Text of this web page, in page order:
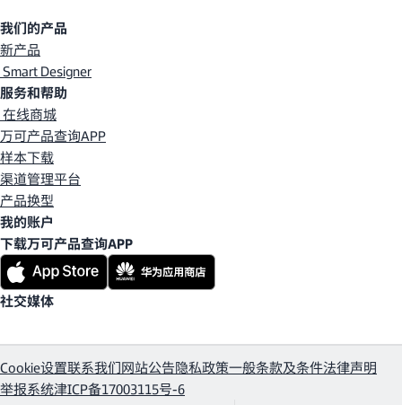
我们的产品
新产品
Smart Designer
服务和帮助
在线商城
万可产品查询APP
样本下载
渠道管理平台
产品换型
我的账户
下载万可产品查询APP
社交媒体
Cookie设置联系我们网站公告隐私政策一般条款及条件法律声明
举报系统津ICP备17003115号-6